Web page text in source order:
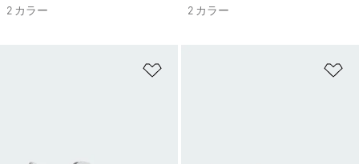
2 カラー
2 カラー